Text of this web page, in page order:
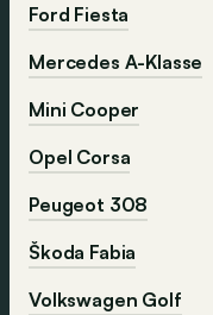
Ford Fiesta
Mercedes A-Klasse
Mini Cooper
Opel Corsa
Peugeot 308
Škoda Fabia
Volkswagen Golf